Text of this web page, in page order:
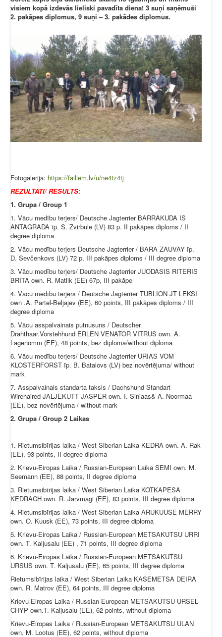
visiem kopā izdevās lieliski pavadīta diena! 3 suņi saņēmuši
2. pakāpes diplomus, 9 suņi – 3. pakādes diplomus.
Fotogalerija: https://failiem.lv/u/ne4tz4tj
REZULTĀTI/ RESULTS:
1. Grupa / Group 1
1. Vācu medību terjers/ Deutsche Jagterrier BARRAKUDA IS
ANTAGRADA īp. S. Zvirbule (LV) 83 p. II pakāpes diploms / II
degree diploma
2. Vācu medību terjers Deutsche Jagterrier / BARA ZAUVAY īp.
D. Sevčenkovs (LV) 72 p, III pakāpes diploms / III degree diploma
3. Vācu medību terjers/ Deutsche Jagterrier JUODASIS RITERIS
BRITA own. R. Matlik (EE) 67p, III pakāpe
4. Vācu medību terjers / Deutsche Jagterrier TUBLION JT LEKSI
own .A. Partel-Beljajev (EE), 60 points, III pakāpes diploms / III
degree diploma
5. Vācu asspalvainais putnusuns / Deutscher
Drahthaar.Vorstehhund ERLEN VENATOR VITRUS own. A.
Lagenomm (EE), 48 points, bez diploma/without diploma
6. Vācu medību terjers/ Deutsche Jagterrier URIAS VOM
KLOSTERFORST īp. B. Batalovs (LV) bez novērtējuma/ without
mark
7. Asspalvainais standarta taksis / Dachshund Standart
Wirehaired JALJEKUTT JASPER own. I. Siniaas& A. Noormaa
(EE), bez novērtējuma / without mark
2. Grupa / Group 2 Laikas
1. Rietumsibīrijas laika / West Siberian Laika KEDRA own. A. Rak
(EE), 93 points, II degree diploma
2. Krievu-Eiropas Laika / Russian-European Laika SEMI own. M.
Seemann (EE), 88 points, II degree diploma
3. Rietumsibīrijas laika / West Siberian Laika KOTKAPESA
KEDRACH own. R. Jarvmagi (EE), 83 points, III degree diploma
4. Rietumsibīrijas laika / West Siberian Laika ARUKUUSE MERRY
own. O. Kuusk (EE), 73 points, III degree diploma
5. Krievu-Eiropas Laika / Russian-European METSAKUTSU URRI
own. T. Kaljusalu (EE) , 71 points, III degree diploma
6. Krievu-Eiropas Laika / Russian-European METSAKUTSU
URSUS own. T. Kaljusalu (EE), 65 points, III degree diploma
Rietumsibīrijas laika / West Siberian Laika KASEMETSA DEIRA
own. R. Matrov (EE), 64 points, III degree diploma
Krievu-Eiropas Laika / Russian-European METSAKUTSU URSEL-
CHYP own.T. Kaljusalu (EE), 62 points, without diploma
Krievu-Eiropas Laika / Russian-European METSAKUTSU ULAN
own. M. Lootus (EE), 62 points, without diploma